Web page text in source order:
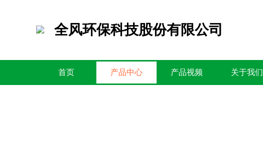
全风环保科技股份有限公司
首页 产品中心 产品视频 关于我们